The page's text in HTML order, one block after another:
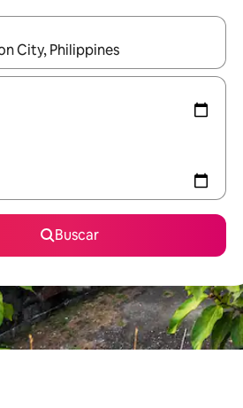
estén disponibles, navega con
Buscar